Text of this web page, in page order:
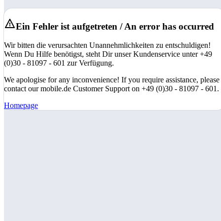
Ein Fehler ist aufgetreten / An error has occurred
Wir bitten die verursachten Unannehmlichkeiten zu entschuldigen!
Wenn Du Hilfe benötigst, steht Dir unser Kundenservice unter +49
(0)30 - 81097 - 601 zur Verfügung.
We apologise for any inconvenience! If you require assistance, please
contact our mobile.de Customer Support on +49 (0)30 - 81097 - 601.
Homepage